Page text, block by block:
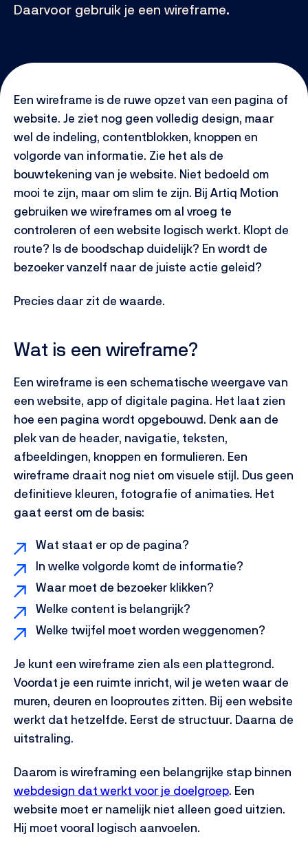
Daarvoor gebruik je een wireframe.
Een wireframe is de ruwe opzet van een pagina of
website. Je ziet nog geen volledig design, maar
wel de indeling, contentblokken, knoppen en
volgorde van informatie. Zie het als de
bouwtekening van je website. Niet bedoeld om
mooi te zijn, maar om slim te zijn. Bij Artiq Motion
gebruiken we wireframes om al vroeg te
controleren of een website logisch werkt. Klopt de
route? Is de boodschap duidelijk? En wordt de
bezoeker vanzelf naar de juiste actie geleid?
Precies daar zit de waarde.
Wat is een wireframe?
Een wireframe is een schematische weergave van
een website, app of digitale pagina. Het laat zien
hoe een pagina wordt opgebouwd. Denk aan de
plek van de header, navigatie, teksten,
afbeeldingen, knoppen en formulieren. Een
wireframe draait nog niet om visuele stijl. Dus geen
definitieve kleuren, fotografie of animaties. Het
gaat eerst om de basis:
Wat staat er op de pagina?
In welke volgorde komt de informatie?
Waar moet de bezoeker klikken?
Welke content is belangrijk?
Welke twijfel moet worden weggenomen?
Je kunt een wireframe zien als een plattegrond.
Voordat je een ruimte inricht, wil je weten waar de
muren, deuren en looproutes zitten. Bij een website
werkt dat hetzelfde. Eerst de structuur. Daarna de
uitstraling.
Daarom is wireframing een belangrijke stap binnen
webdesign dat werkt voor je doelgroep. Een
website moet er namelijk niet alleen goed uitzien.
Hij moet vooral logisch aanvoelen.